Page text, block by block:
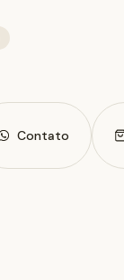
Contato